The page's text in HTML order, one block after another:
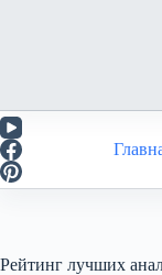
Рейтинг лучших